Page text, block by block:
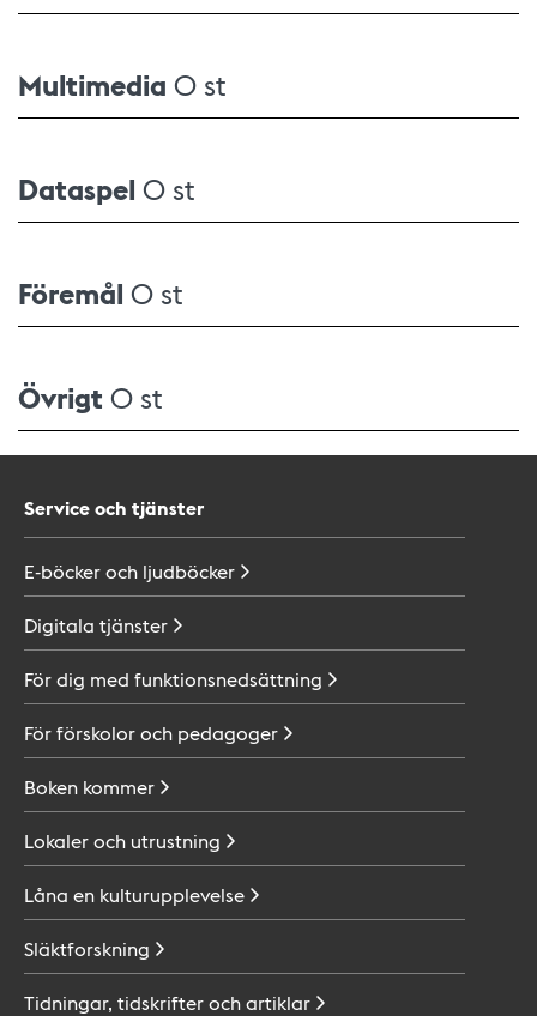
Multimedia 0 st
Dataspel 0 st
Föremål 0 st
Övrigt 0 st
Service och tjänster
E-böcker och ljudböcker
Digitala tjänster
För dig med funktionsnedsättning
För förskolor och pedagoger
Boken kommer
Lokaler och utrustning
Låna en kulturupplevelse
Släktforskning
Tidningar, tidskrifter ochartiklar